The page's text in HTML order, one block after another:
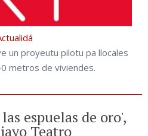
un proyeutu pilotu pa llocales
metros de viviendes.
espuelas de oro',
Teatro